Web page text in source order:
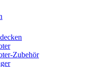
Zubehör